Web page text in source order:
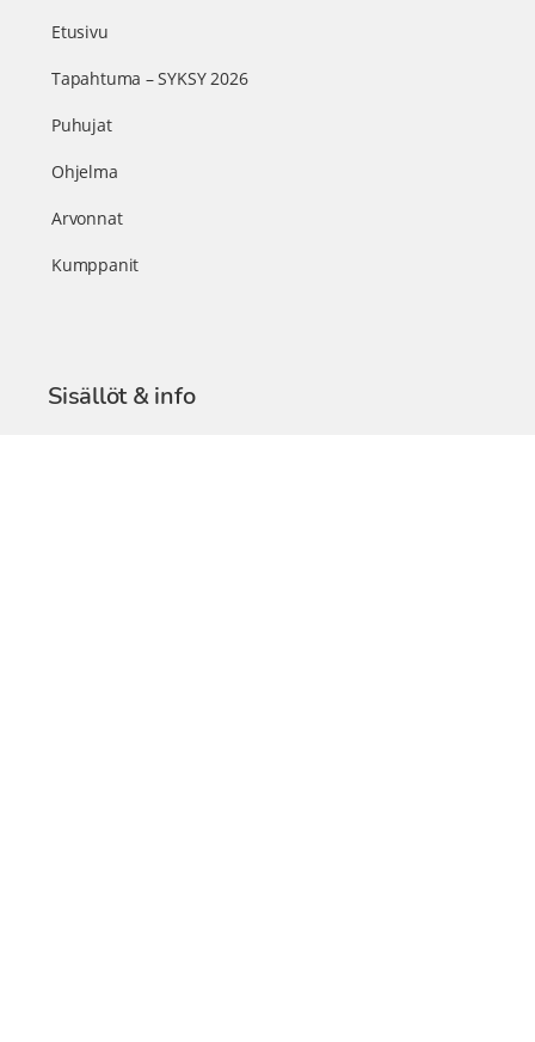
Etusivu
Tapahtuma – SYKSY 2026
Puhujat
Ohjelma
Arvonnat
Kumppanit
Sisällöt & info